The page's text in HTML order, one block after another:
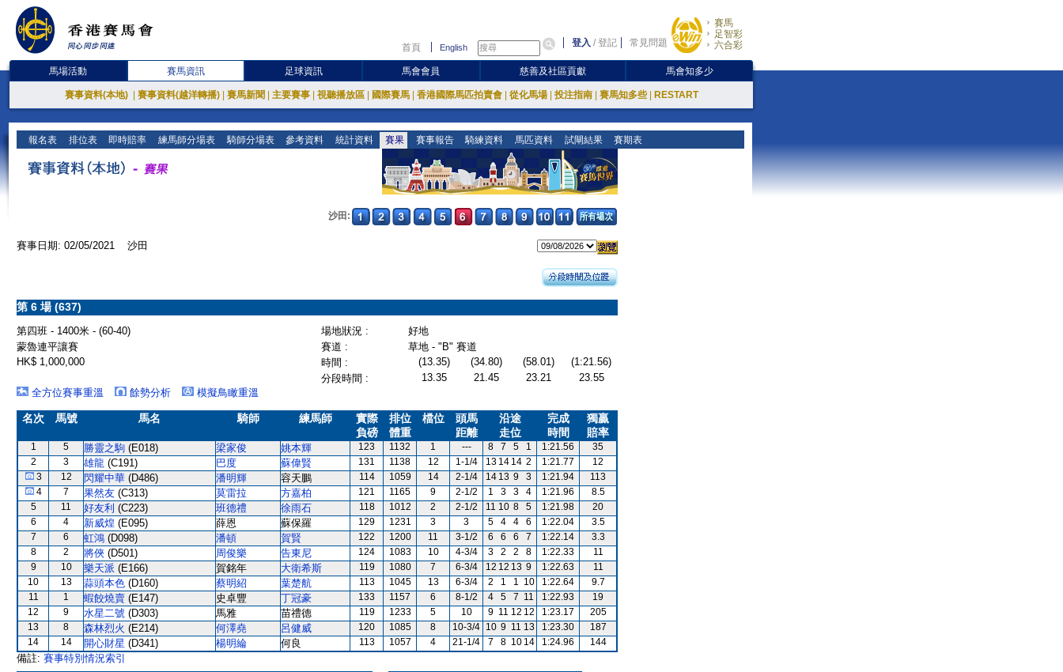
首頁 English 登入 /登記 常見問題
賽馬
足智彩
六合彩
馬場活動 賽馬資訊 足球資訊 馬會會員 慈善及社區貢獻 馬會知多少
賽事資料(本地) 賽事資料(越洋轉播) 賽馬新聞 主要賽事 視聽播放區 國際賽馬 香港國際馬匹拍賣會 從化馬場 投注指南 賽馬知多些 RESTART
報名表 排位表 即時賠率 練馬師分場表 騎師分場表 參考資料 統計資料 賽果 賽事報告 騎練資料 馬匹資料 試閘結果 賽期表
沙田:
賽事日期: 02/05/2021 沙田
第 6 場 (637)
第四班 - 1400米 - (60-40) 場地狀況 :
好地
蒙魯連平讓賽
賽道 :
草地 - "B" 賽道
HK$ 1,000,000
時間 : (13.35) (34.80) (58.01)
(1:21.56)
分段時間 :
13.35 21.45 23.21
23.55
全方位賽事重溫
餘勢分析 模擬鳥瞰重溫
名次 馬號 馬名 騎師 練馬師
實際
負磅
排位
體重
檔位
頭馬
距離
沿途
走位
完成
時間
獨贏
賠率
1 5 勝靈之駒 (E018) 梁家俊 姚本輝 123 1132 1 --- 8 7 5 1 1:21.56
35
2
3 雄龍 (C191) 巴度 蘇偉賢 131 1138 12 1-1/4 13 14 14 2 1:21.77
12
3
12 閃耀中華 (D486) 潘明輝 容天鵬 114 1059 14 2-1/4 14 13 9 3 1:21.94
113
4
7 果然友 (C313) 莫雷拉 方嘉柏 121 1165 9 2-1/2 1 3 3 4 1:21.96
8.5
5
11 好友利 (C223) 班德禮 徐雨石 118 1012 2 2-1/2 11 10 8 5 1:21.98
20
6
4 新威煌 (E095) 薛恩 蘇保羅 129 1231 3 3 5 4 4 6 1:22.04
3.5
7
6 虹鴻 (D098) 潘頓 賀賢 122 1200 11 3-1/2 6 6 6 7 1:22.14
3.3
8
2 將俠 (D501) 周俊樂 告東尼 124 1083 10 4-3/4 3 2 2 8 1:22.33
11
9
10 樂天派 (E166) 賀銘年 大衛希斯 119 1080 7 6-3/4 12 12 13 9 1:22.63
11
10
13 蒜頭本色 (D160) 蔡明紹 葉楚航 113 1045 13 6-3/4 2 1 1 10 1:22.64
9.7
11
1 蝦餃燒賣 (E147) 史卓豐 丁冠豪 133 1157 6 8-1/2 4 5 7 11 1:22.93
19
12
9 水星二號 (D303) 馬雅 苗禮德 119 1233 5 10 9 11 12 12 1:23.17
205
13
8 森林烈火 (E214) 何澤堯 呂健威 120 1085 8 10-3/4 10 9 11 13 1:23.30
187
14
14 開心財星 (D341) 楊明綸 何良 113 1057 4 21-1/4 7 8 10 14 1:24.96 144
備註: 賽事特別情況索引